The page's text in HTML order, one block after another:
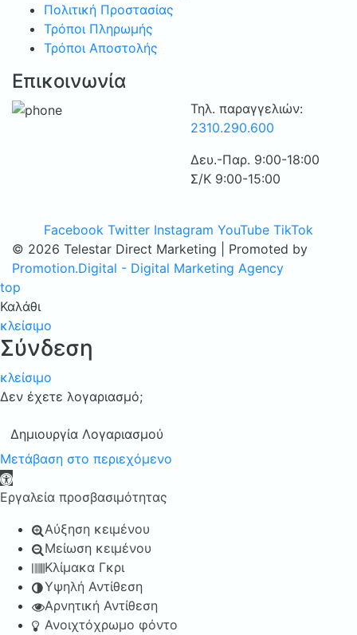
Πολιτική Προστασίας
Τρόποι Πληρωμής
Τρόποι Αποστολής
Επικοινωνία
Τηλ. παραγγελιών:
2310.290.600
Δευ.-Παρ. 9:00-18:00
Σ/Κ 9:00-15:00
Facebook Twitter Instagram YouTube TikTok
© 2026 Telestar Direct Marketing | Promoted by
Promotion.Digital - Digital Marketing Agency
top
Καλάθι
κλείσιμο
Σύνδεση
κλείσιμο
Δεν έχετε λογαριασμό;
Δημιουργία Λογαριασμού
Μετάβαση στο περιεχόμενο
Ανοίξτε τη γραμμή εργαλείων
Εργαλεία προσβασιμότητας
Αύξηση κειμένου
Μείωση κειμένου
Κλίμακα Γκρι
Υψηλή Αντίθεση
Αρνητική Αντίθεση
Ανοιχτόχρωμο φόντο